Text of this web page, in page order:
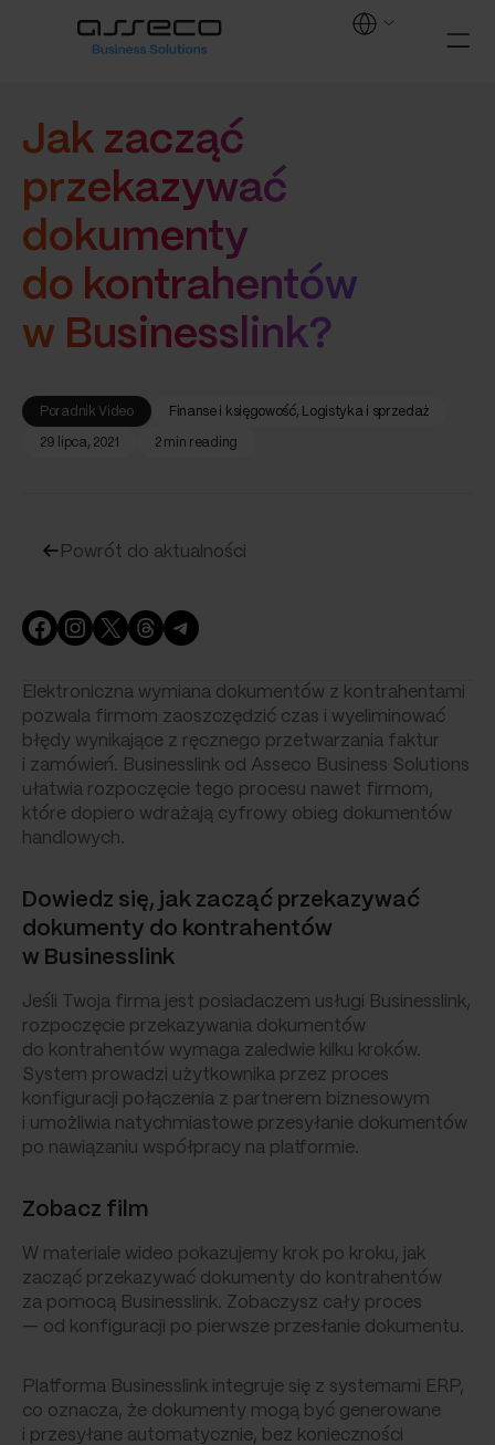
Jak zacząć
przekazywać
dokumenty
do kontrahentów
w Businesslink?
Poradnik Video Finanse i księgowość, Logistyka i sprzedaż
29 lipca, 2021 2 min reading
Elektroniczna wymiana dokumentów z kontrahentami
pozwala firmom zaoszczędzić czas i wyeliminować
błędy wynikające z ręcznego przetwarzania faktur
i zamówień. Businesslink od Asseco Business Solutions
ułatwia rozpoczęcie tego procesu nawet firmom,
które dopiero wdrażają cyfrowy obieg dokumentów
handlowych.
Dowiedz się, jak zacząć przekazywać
dokumenty do kontrahentów
w Businesslink
Jeśli Twoja firma jest posiadaczem usługi Businesslink,
rozpoczęcie przekazywania dokumentów
do kontrahentów wymaga zaledwie kilku kroków.
System prowadzi użytkownika przez proces
konfiguracji połączenia z partnerem biznesowym
i umożliwia natychmiastowe przesyłanie dokumentów
po nawiązaniu współpracy na platformie.
Zobacz film
W materiale wideo pokazujemy krok po kroku, jak
zacząć przekazywać dokumenty do kontrahentów
za pomocą Businesslink. Zobaczysz cały proces
— od konfiguracji po pierwsze przesłanie dokumentu.
Platforma Businesslink integruje się z systemami ERP,
co oznacza, że dokumenty mogą być generowane
i przesyłane automatycznie, bez konieczności
Powrót do aktualności
Facebook Instagram X Threads Telegram